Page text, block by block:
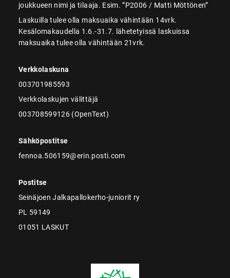
joukkueen nimi ja tilaaja. Esim. ”P2006 / Matti Möttönen”
Laskuilla tulee olla maksuaika vähintään 14vrk.
Kesälomakaudella 1.6.-31.7. lähetetyissä laskuissa
maksuaika tulee olla vähintään 21vrk.
Verkkolaskuna
003701985593
Verkkolaskujen välittäjä
003708599126 (OpenText)
Sähköpostitse
fennoa.506159@erin.posti.com
Postitse
Seinäjoen Jalkapallokerho-juniorit ry
PL 59149
01051 LASKUT